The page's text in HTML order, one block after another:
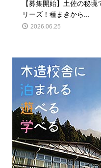
【募集開始】土佐の秘
リーズ！種まきから...
2026.06.25